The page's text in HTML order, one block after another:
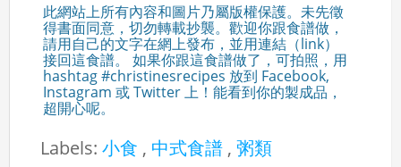
此網站上所有內容和圖片乃屬版權保護。未先徵
得書面同意，切勿轉載抄襲。歡迎你跟食譜做，
請用自己的文字在網上發布，並用連結（link）
接回這食譜。 如果你跟這食譜做了，可拍照，用
hashtag #christinesrecipes 放到 Facebook,
Instagram 或 Twitter 上！能看到你的製成品，
超開心呢。
Labels:小食 , 中式食譜 ,粥類